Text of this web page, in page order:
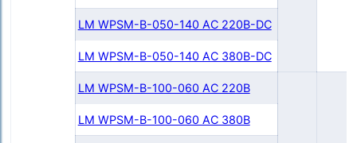
LM WPSM-B-050-140 AC 220В-DC
LM WPSM-B-050-140 AC 380В-DC
LM WPSM-B-100-060 AC 220В
LM WPSM-B-100-060 AC 380В